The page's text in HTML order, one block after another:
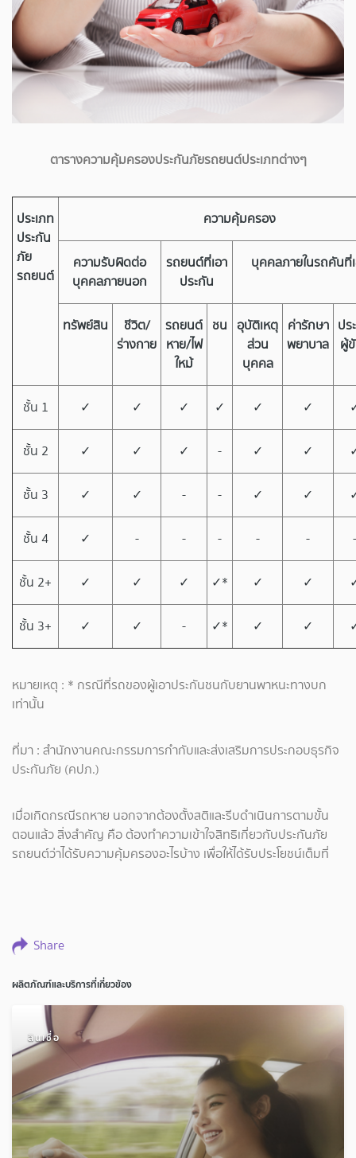
ตารางความคุ้มครองประกันภัยรถยนต์ประเภทต่างๆ
ประเภท
ประกัน
ภัย
รถยนต์
ความคุ้มครอง
ความรับผิดต่อ
บุคคลภายนอก
รถยนต์ที่เอา
ประกัน
บุคคลภายในรถคันที่
ทรัพย์สิน
ชีวิต/
ร่างกาย
รถยนต์
หาย/ไฟ
ใหม้
ชน อุบัติเหตุ
ส่วน
บุคคล
ค่ารักษา
พยาบาล
ปร
ผู้
ชั้น 1 ✓ ✓ ✓ ✓ ✓ ✓
ชั้น 2 ✓ ✓ ✓ ­- ✓ ✓
ชั้น 3 ✓ ✓ - ­- ✓ ✓
ชั้น 4 ✓ - - ­- - - -
ชั้น 2+ ✓ ✓ ✓ ✓* ✓ ✓
ชั้น 3+ ✓ ✓ - ✓* ✓ ✓
หมายเหตุ : * กรณีที่รถของผู้เอาประกันชนกับยานพาหนะทางบก
เท่านั้น
ที่มา : สำนักงานคณะกรรมการกำกับและส่งเสริมการประกอบธุรกิจ
ประกันภัย (คปภ.)
เมื่อเกิดกรณีรถหาย นอกจากต้องตั้งสติและรีบดำเนินการตามขั้น
ตอนแล้ว สิ่งสำคัญ คือ ต้องทำความเข้าใจสิทธิเกี่ยวกับประกันภัย
รถยนต์ว่าได้รับความคุ้มครองอะไรบ้าง เพื่อให้ได้รับประโยชน์เต็มที่
Share
ผลิตภัณฑ์และบริการที่เกี่ยวข้อง
สินเชื่อ